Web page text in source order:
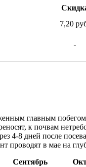
7,20
-
главным
к почвам
4-8 дней после
проводят в мае на
Сентябрь